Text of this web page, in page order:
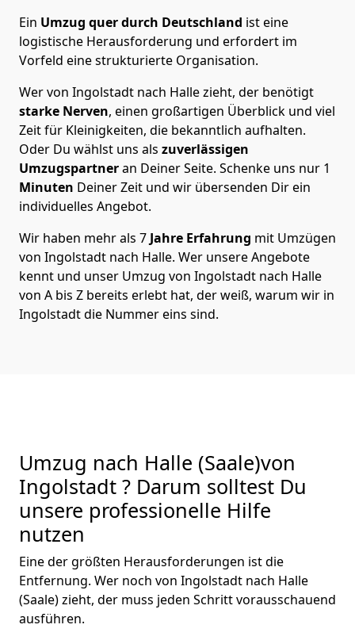
Ein Umzug quer durch Deutschland ist eine
logistische Herausforderung und erfordert im
Vorfeld eine strukturierte Organisation.
Wer von Ingolstadt nach Halle zieht, der benötigt
starke Nerven, einen großartigen Überblick und viel
Zeit für Kleinigkeiten, die bekanntlich aufhalten.
Oder Du wählst uns als zuverlässigen
Umzugspartneran Deiner Seite. Schenke uns nur 1
Minuten Deiner Zeit und wir übersenden Dir ein
individuelles Angebot.
Wir haben mehr als 7 Jahre Erfahrung mit Umzügen
von Ingolstadt nach Halle. Wer unsere Angebote
kennt und unser Umzug von Ingolstadt nach Halle
von A bis Z bereits erlebt hat, der weiß, warum wir in
Ingolstadt die Nummer eins sind.
Umzug nach Halle (Saale)von
Ingolstadt ? Darum solltest Du
unsere professionelle Hilfe
nutzen
Eine der größten Herausforderungen ist die
Entfernung. Wer noch von Ingolstadt nach Halle
(Saale) zieht, der muss jeden Schritt vorausschauend
ausführen.